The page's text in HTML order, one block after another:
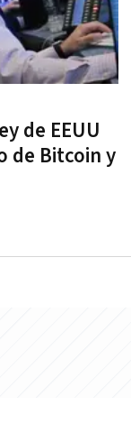
de EEUU
de Bitcoin y